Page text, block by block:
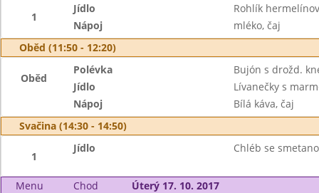
1
Jídlo
Rohlík
Nápoj
mléko, čaj
Oběd (11:50 - 12:20)
Oběd
Polévka
Bujón s drožd.
Jídlo
Lívanečky s
Nápoj
Bílá káva, čaj
Svačina (14:30 - 14:50)
1
Jídlo Chléb se
Menu Chod
Úterý 17. 10. 2017